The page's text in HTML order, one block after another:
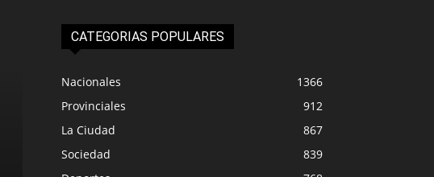
CATEGORIAS POPULARES
Nacionales
1366
Provinciales
912
La Ciudad
867
Sociedad
839